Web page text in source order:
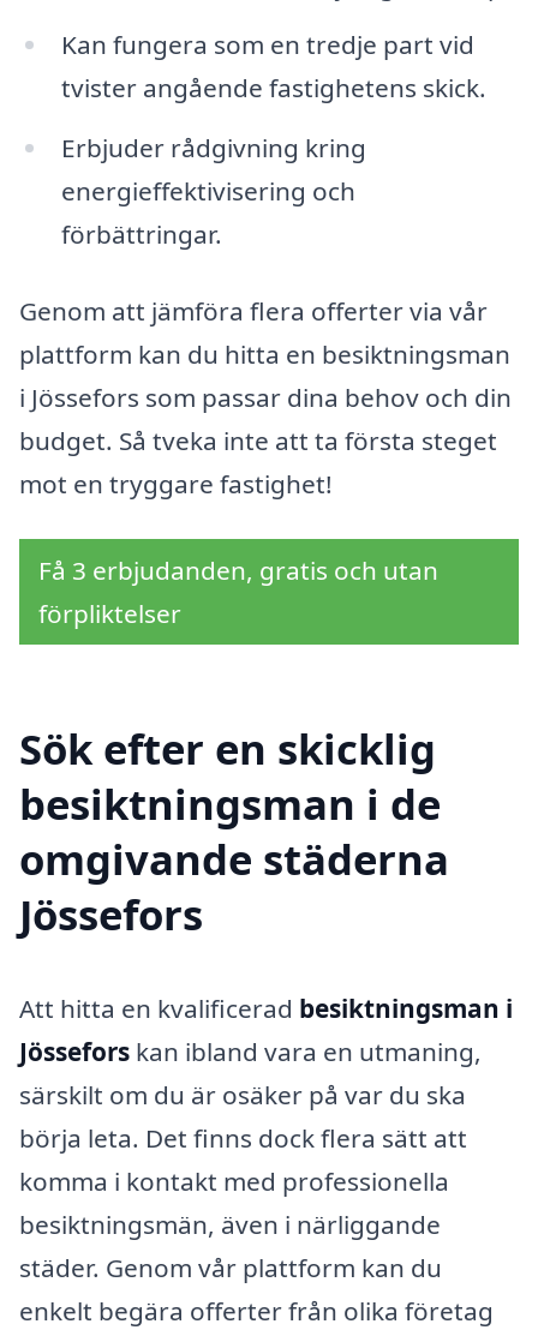
Kan fungera som en tredje part vid
tvister angående fastighetens skick.
Erbjuder rådgivning kring
energieffektivisering och
förbättringar.
Genom att jämföra flera offerter via vår
plattform kan du hitta en besiktningsman
i Jössefors som passar dina behov och din
budget. Så tveka inte att ta första steget
mot en tryggare fastighet!
Få 3 erbjudanden, gratis och utan
förpliktelser
Sök efter en skicklig
besiktningsman i de
omgivande städerna
Jössefors
Att hitta en kvalificerad besiktningsman i
Jössefors kan ibland vara en utmaning,
särskilt om du är osäker på var du ska
börja leta. Det finns dock flera sätt att
komma i kontakt med professionella
besiktningsmän, även i närliggande
städer. Genom vår plattform kan du
enkelt begära offerter från olika företag